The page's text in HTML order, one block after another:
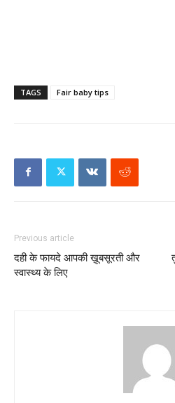
TAGS Fair baby tips
Previous article
दही के फायदे आपकी ख़ूबसूरती और
स्वास्थ्य के लिए